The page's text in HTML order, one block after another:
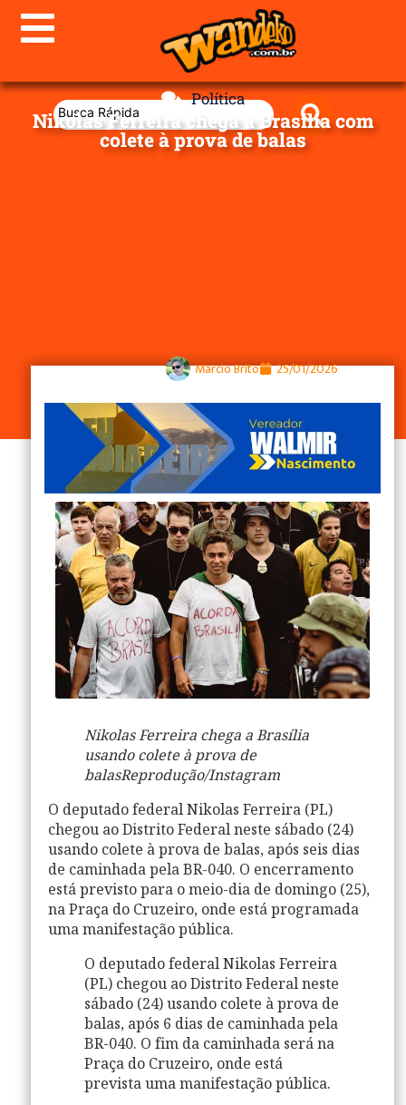
Política
Nikolas Ferreira chega a Brasília com
colete à prova de balas
Marcio Brito 25/01/2026
Nikolas Ferreira chega a Brasília
usando colete à prova de
balasReprodução/Instagram
O deputado federalNikolas Ferreira (PL)
chegou aoDistrito Federalneste sábado (24)
usandocolete à prova de balas, após seis dias
de caminhada pelaBR-040. O encerramento
está previsto para o meio-dia de domingo (25),
na Praça do Cruzeiro, onde está programada
umamanifestação pública.
O deputado federal Nikolas Ferreira
(PL) chegou ao Distrito Federal neste
sábado (24) usando colete à prova de
balas, após 6 dias de caminhada pela
BR-040. O fim da caminhada será na
Praça do Cruzeiro, onde está
prevista uma manifestação pública.